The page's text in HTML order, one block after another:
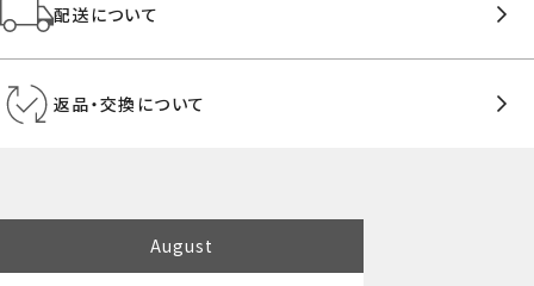
配送について
返品・交換について
August